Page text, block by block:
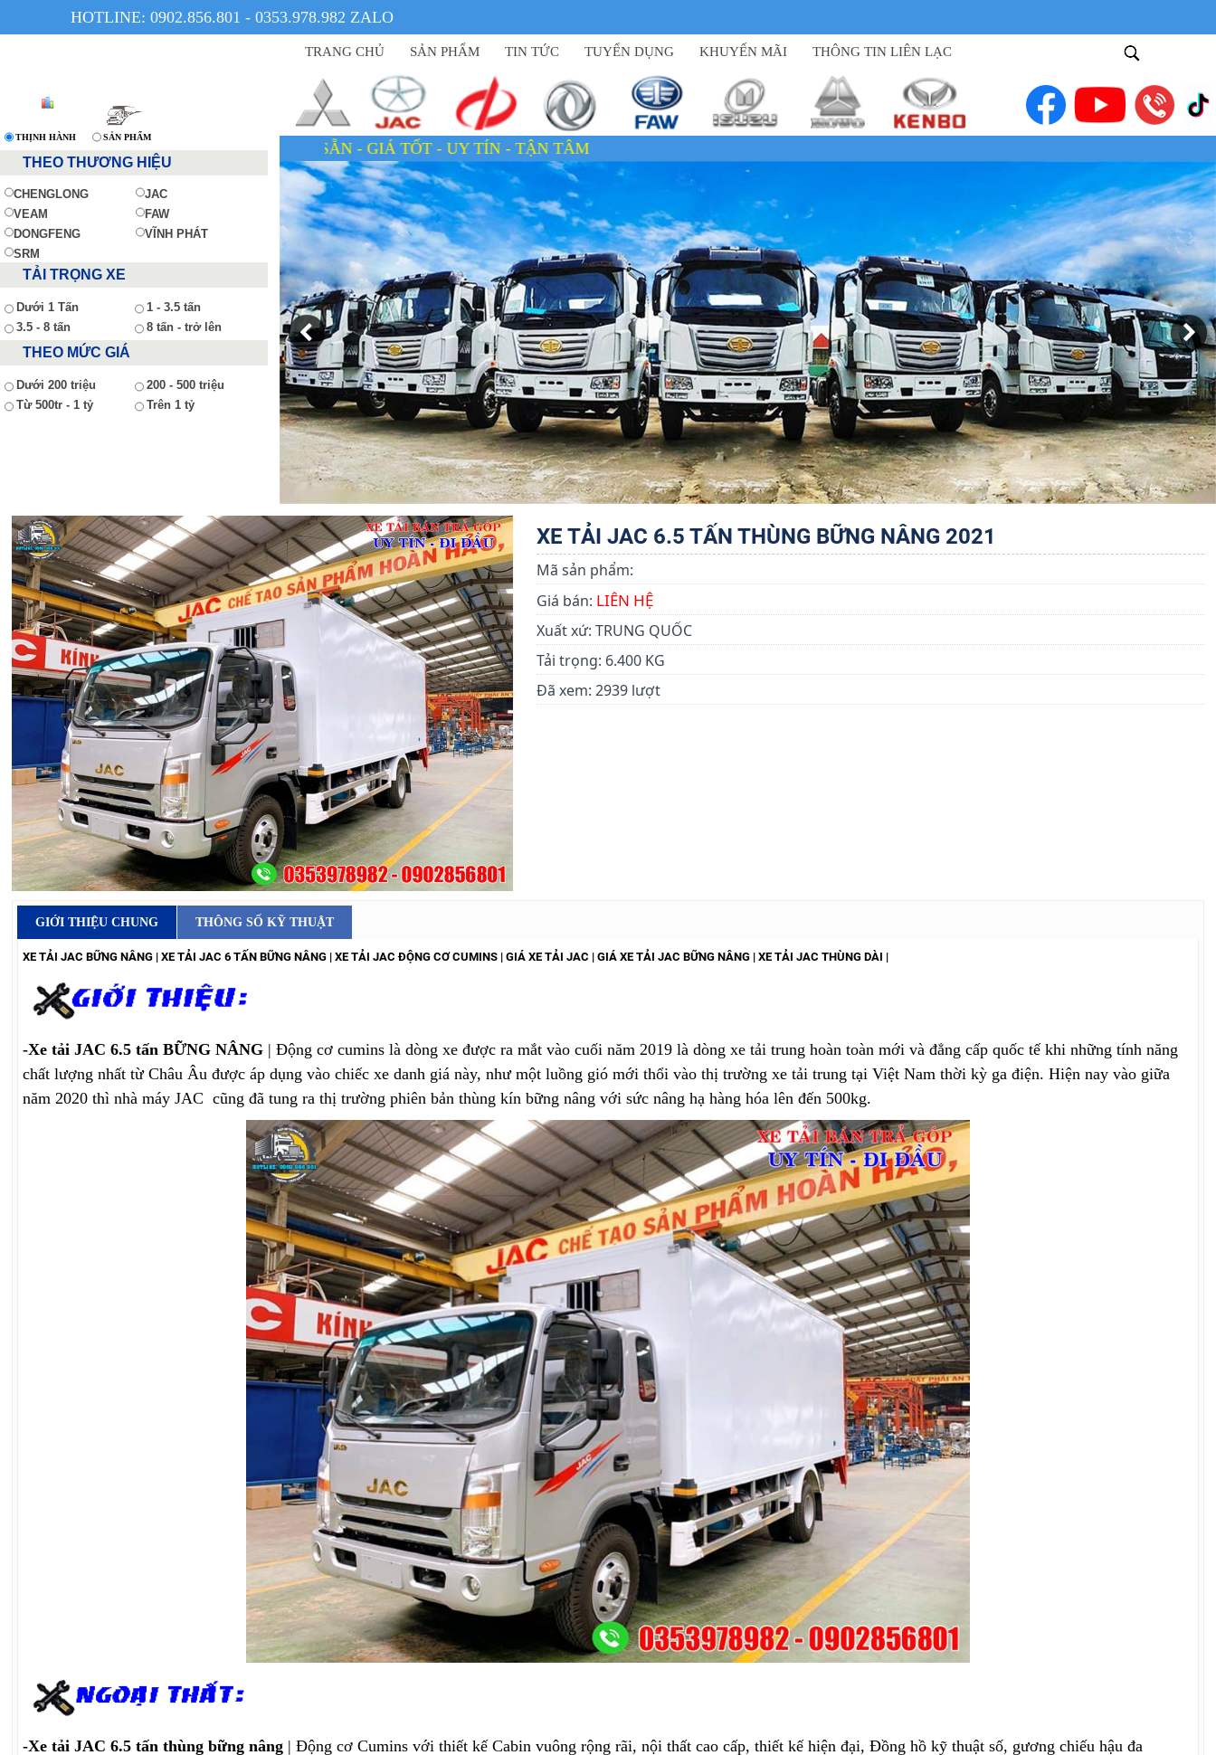
HOTLINE: 0902.856.801 - 0353.978.982 ZALO
TRANG CHỦ SẢN PHẨM TIN TỨC TUYỂN DỤNG KHUYẾN MÃI THÔNG TIN LIÊN LẠC
XE CÓ SẴN - GIÁ TỐT - UY TÍN - TẬN TÂM
THỊNH HÀNH SẢN PHẨM
THEO THƯƠNG HIỆU
CHENGLONG
JAC
VEAM
FAW
DONGFENG
VĨNH PHÁT
SRM
TẢI TRỌNG XE
Dưới 1 Tấn
1 - 3.5 tấn
3.5 - 8 tấn
8 tấn - trở lên
THEO MỨC GIÁ
Dưới 200 triệu
200 - 500 triệu
Từ 500tr - 1 tỷ
Trên 1 tỷ
XE TẢI JAC 6.5 TẤN THÙNG BỮNG NÂNG 2021
Mã sản phẩm:
Giá bán: LIÊN HỆ
Xuất xứ: TRUNG QUỐC
Tải trọng: 6.400 KG
Đã xem: 2939 lượt
GIỚI THIỆU CHUNG THÔNG SỐ KỸ THUẬT
XE TẢI JAC BỮNG NÂNG | XE TẢI JAC 6 TẤN BỮNG NÂNG | XE TẢI JAC ĐỘNG CƠ CUMINS | GIÁ XE TẢI JAC | GIÁ XE TẢI JAC BỮNG NÂNG | XE TẢI JAC THÙNG DÀI |
-Xe tải JAC 6.5 tấn BỮNG NÂNG | Động cơ cumins là dòng xe được ra mắt vào cuối năm 2019 là dòng xe tải trung hoàn toàn mới và đẳng cấp quốc tế khi những tính năng
chất lượng nhất từ Châu Âu được áp dụng vào chiếc xe danh giá này, như một luồng gió mới thổi vào thị trường xe tải trung tại Việt Nam thời kỳ ga điện. Hiện nay vào giữa
năm 2020 thì nhà máy JAC cũng đã tung ra thị trường phiên bản thùng kín bững nâng với sức nâng hạ hàng hóa lên đến 500kg.
-Xe tải JAC 6.5 tấn thùng bững nâng | Động cơ Cumins với thiết kế Cabin vuông rộng rãi, nội thất cao cấp, thiết kế hiện đại, Đồng hồ kỹ thuật số, gương chiếu hậu đa